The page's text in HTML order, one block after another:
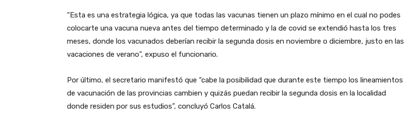
“Esta es una estrategia lógica, ya que todas las vacunas tienen un plazo mínimo en el cual no podes
colocarte una vacuna nueva antes del tiempo determinado y la de covid se extendió hasta los tres
meses, donde los vacunados deberían recibir la segunda dosis en noviembre o diciembre, justo en las
vacaciones de verano”, expuso el funcionario.
Por último, el secretario manifestó que “cabe la posibilidad que durante este tiempo los lineamientos
de vacunación de las provincias cambien y quizás puedan recibir la segunda dosis en la localidad
donde residen por sus estudios”, concluyó Carlos Catalá.